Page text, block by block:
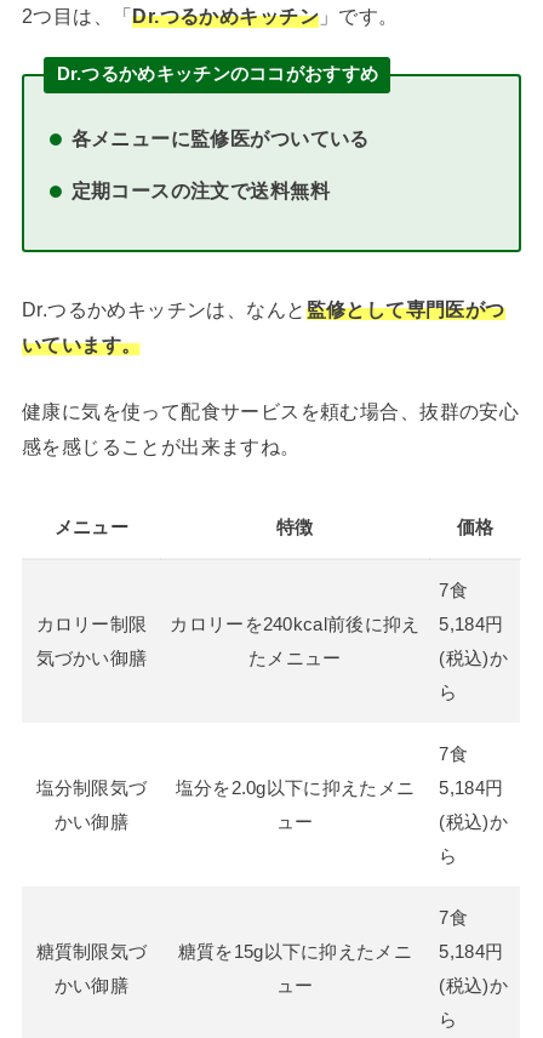
2つ目は、「Dr.つるかめキッチン」です。
Dr.つるかめキッチンのココがおすすめ
各メニューに監修医がついている
定期コースの注文で送料無料
Dr.つるかめキッチンは、なんと 監修として専門医がつ
いています。
健康に気を使って配食サービスを頼む場合、抜群の安心
感を感じることが出来ますね。
メニュー 特徴 価格
カロリー制限
気づかい御膳
カロリーを240kcal前後に抑え
たメニュー
7食
5,184円
(税込)か
ら
塩分制限気づ
かい御膳
塩分を2.0g以下に抑えたメニ
ュー
7食
5,184円
(税込)か
ら
糖質制限気づ
かい御膳
糖質を15g以下に抑えたメニ
ュー
7食
5,184円
(税込)か
ら